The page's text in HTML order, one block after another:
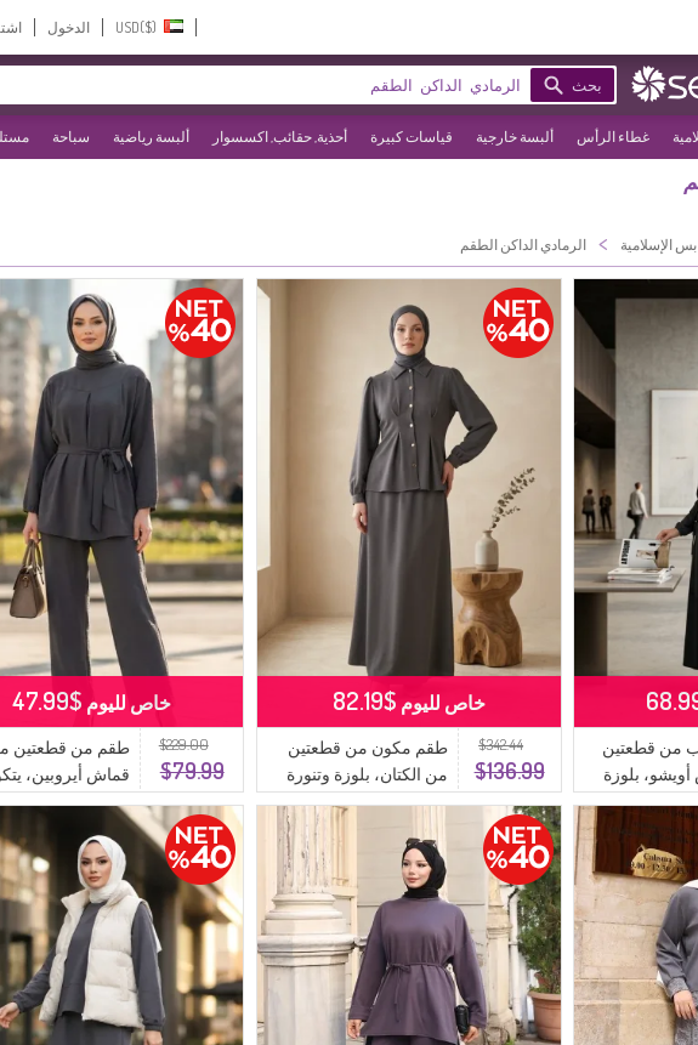
الدخول
بحث
غطاء الرأس ألبسة خارجية قياسات كبيرة أحذية, حقائب, اكسسوار ألبسة رياضية سباحة
الإسلامية > الرمادي الداكن الطقم
من قطعتين
بلوزة
أمامي،
$342.44
$136.99
طقم مكون من قطعتين
من الكتان، بلوزة وتنورة
بأزرار، 0277-06، لون
أنثراسيت
خاص لليوم $82.19
$229.00
$79.99
طقم من قطعتين
قماش أيروبين،
تونيك وبنطال، رقم
الموديل
أنثراسيت
خاص لليوم $47.99